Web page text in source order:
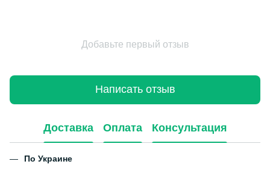
Добавьте первый отзыв
Написать отзыв
Доставка Оплата Консультация
По Украине